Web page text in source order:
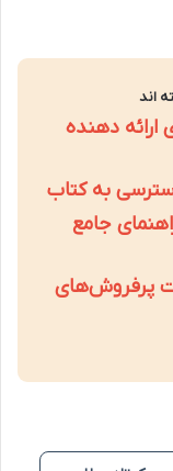
اند
ارائه دهنده
به کتاب
جامع
پرفروش‌های